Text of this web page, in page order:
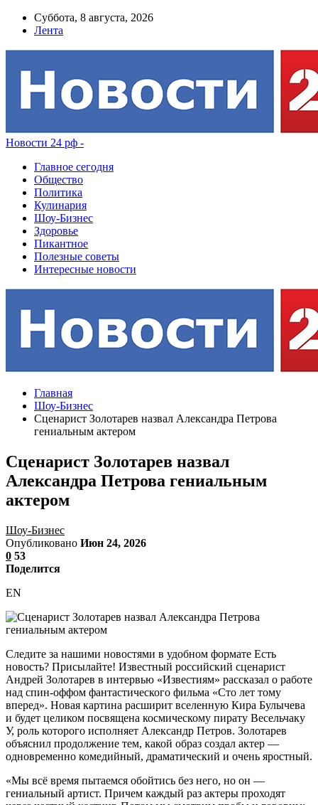
Суббота, 8 августа, 2026
Лента
Новости 24 рф -
Главное сегодня
Общество
Политика
Кулинария
Шоу-Бизнес
Здоровье
Пикантное
Полезные советы
Интересные новости
Главная
Шоу-Бизнес
Сценарист Золотарев назвал Александра Петрова
гениальным актером
Сценарист Золотарев назвал
Александра Петрова гениальным
актером
Шоу-Бизнес
Опубликовано Июн 24, 2026
0 53
Поделится
EN
Следите за нашими новостями в удобном формате Есть
новость? Присылайте! Известный российский сценарист
Андрей Золотарев в интервью «Известиям» рассказал о работе
над спин-оффом фантастического фильма «Сто лет тому
вперед». Новая картина расширит вселенную Кира Булычева
и будет целиком посвящена космическому пирату Весельчаку
У, роль которого исполняет Александр Петров. Золотарев
объяснил продолжение тем, какой образ создал актер —
одновременно комедийный, драматический и очень яростный.
«Мы всё время пытаемся обойтись без него, но он —
гениальный артист. Причем каждый раз актеры проходят